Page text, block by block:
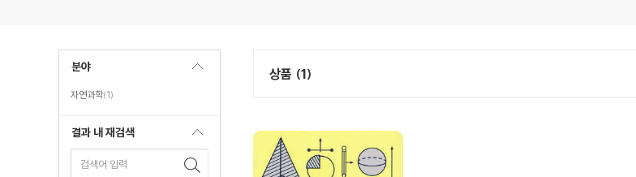
분야
자연과학(1)
결과 내 재검색
검색어 입력
상품 (1)